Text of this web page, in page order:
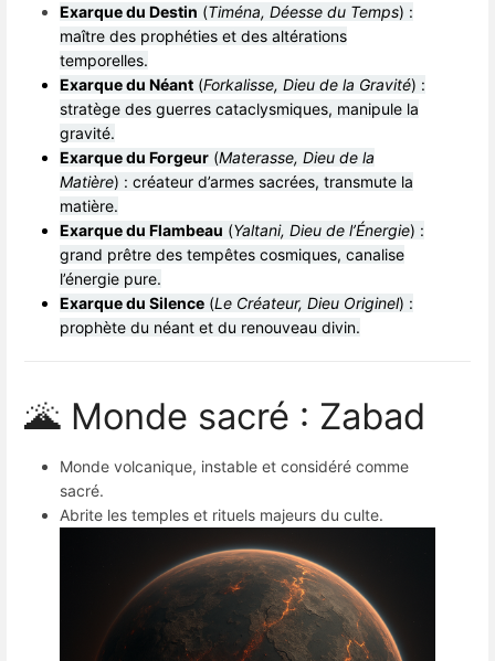
Exarque du Destin (Tiména, Déesse du Temps) :
maître des prophéties et des altérations
temporelles.
Exarque du Néant (Forkalisse, Dieu de la Gravité) :
stratège des guerres cataclysmiques, manipule la
gravité.
Exarque du Forgeur (Materasse, Dieu de la
Matière) : créateur d’armes sacrées, transmute la
matière.
Exarque du Flambeau (Yaltani, Dieu de l’Énergie) :
grand prêtre des tempêtes cosmiques, canalise
l’énergie pure.
Exarque du Silence (Le Créateur, Dieu Originel) :
prophète du néant et du renouveau divin.
🌋 Monde sacré : Zabad
Monde volcanique, instable et considéré comme
sacré.
Abrite les temples et rituels majeurs du culte.